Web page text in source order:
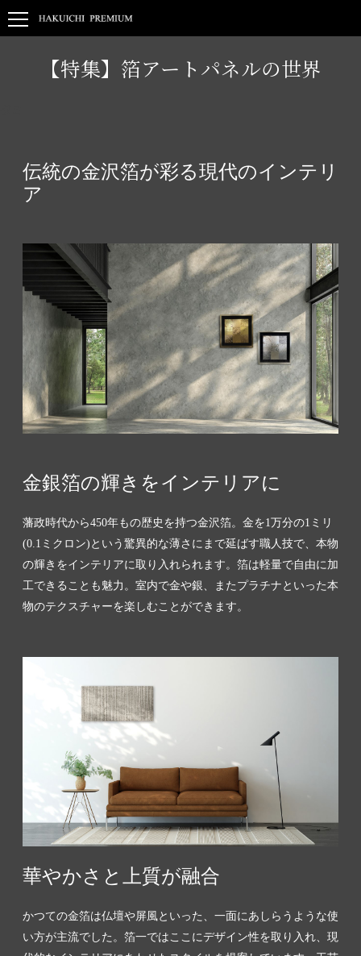
【特集】箔アートパネルの世界
伝統の金沢箔が彩る現代のインテリ
ア
金銀箔の輝きをインテリアに
藩政時代から450年もの歴史を持つ金沢箔。金を1万分の1ミリ
(0.1ミクロン)という驚異的な薄さにまで延ばす職人技で、本物
の輝きをインテリアに取り入れられます。箔は軽量で自由に加
工できることも魅力。室内で金や銀、またプラチナといった本
物のテクスチャーを楽しむことができます。
華やかさと上質が融合
かつての金箔は仏壇や屏風といった、一面にあしらうような使
い方が主流でした。箔一ではここにデザイン性を取り入れ、現